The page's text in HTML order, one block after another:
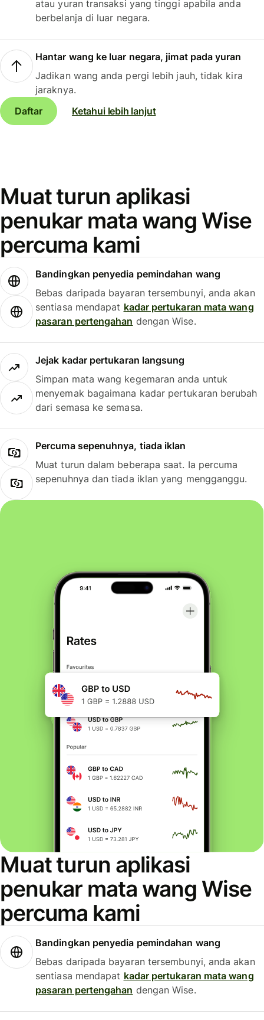
atau yuran transaksi yang tinggi apabila anda
berbelanja di luar negara.
Hantar wang ke luar negara, jimat pada yuran
Jadikan wang anda pergi lebih jauh, tidak kira
jaraknya.
Daftar
Ketahui lebih lanjut
Muat turun aplikasi
penukar mata wang Wise
percuma kami
Bandingkan penyedia pemindahan wang
Bebas daripada bayaran tersembunyi, anda akan
sentiasa mendapat kadar pertukaran mata wang
pasaran pertengahan dengan Wise.
Jejak kadar pertukaran langsung
Simpan mata wang kegemaran anda untuk
menyemak bagaimana kadar pertukaran berubah
dari semasa ke semasa.
Percuma sepenuhnya, tiada iklan
Muat turun dalam beberapa saat. Ia percuma
sepenuhnya dan tiada iklan yang mengganggu.
Muat turun aplikasi
penukar mata wang Wise
percuma kami
Bandingkan penyedia pemindahan wang
Bebas daripada bayaran tersembunyi, anda akan
sentiasa mendapat kadar pertukaran mata wang
pasaran pertengahan dengan Wise.